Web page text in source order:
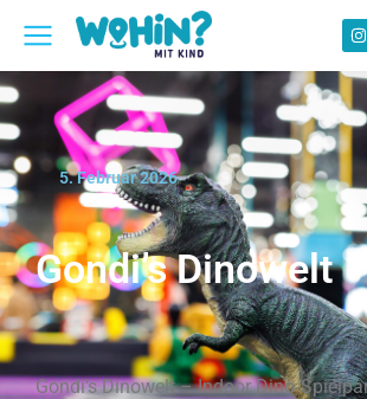
5. Februar 2026
Gondi’s Dinowelt
Gondi’s Dinowelt – Indoor